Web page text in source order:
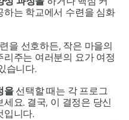
하는 학교에서 수련을 심화
을 선호하든, 작은 마을의
주는 여러분의 요가 여정
습니다.
을선택할 때는 각 프로그
요. 결국, 이 결정은 당신
입니다.